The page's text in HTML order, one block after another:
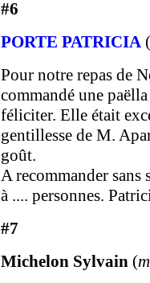
#6
PORTE PATRICIA (
Pour notre repas de
commandé une
féliciter. Elle était
gentillesse de M.
goût.
A recommander sans
à .... personnes.
#7
Michelon Sylvain (